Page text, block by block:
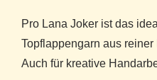
Pro Lana Joker ist das
Topflappengarn aus reiner
Auch für kreative